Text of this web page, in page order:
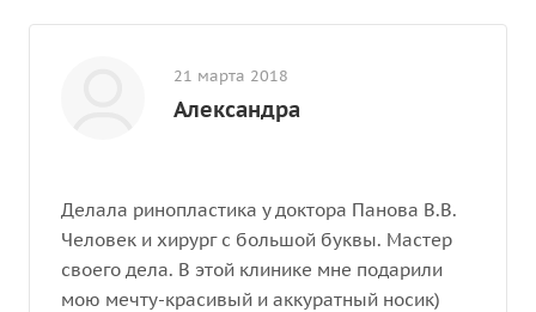
21 марта 2018
Александра
Делала ринопластика у доктора Панова В.В.
Человек и хирург с большой буквы. Мастер
своего дела. В этой клинике мне подарили
мою мечту-красивый и аккуратный носик)